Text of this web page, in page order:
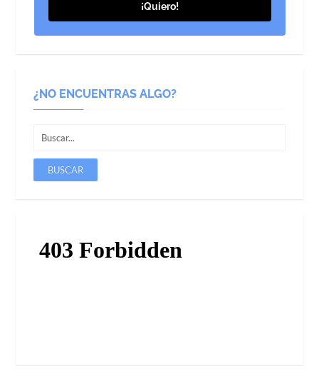
¡Quiero!
¿NO ENCUENTRAS ALGO?